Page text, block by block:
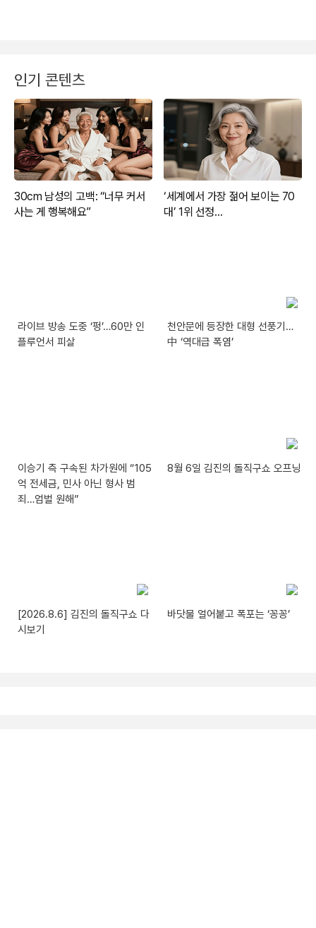
인기 콘텐츠
라이브 방송 도중 ‘펑’…60만 인
플루언서 피살
천안문에 등장한 대형 선풍기…
中 ‘역대급 폭염’
이승기 측 구속된 차가원에 “105
억 전세금, 민사 아닌 형사 범
죄…엄벌 원해”
8월 6일 김진의 돌직구쇼 오프닝
[2026.8.6] 김진의 돌직구쇼 다
시보기
바닷물 얼어붙고 폭포는 ‘꽁꽁’